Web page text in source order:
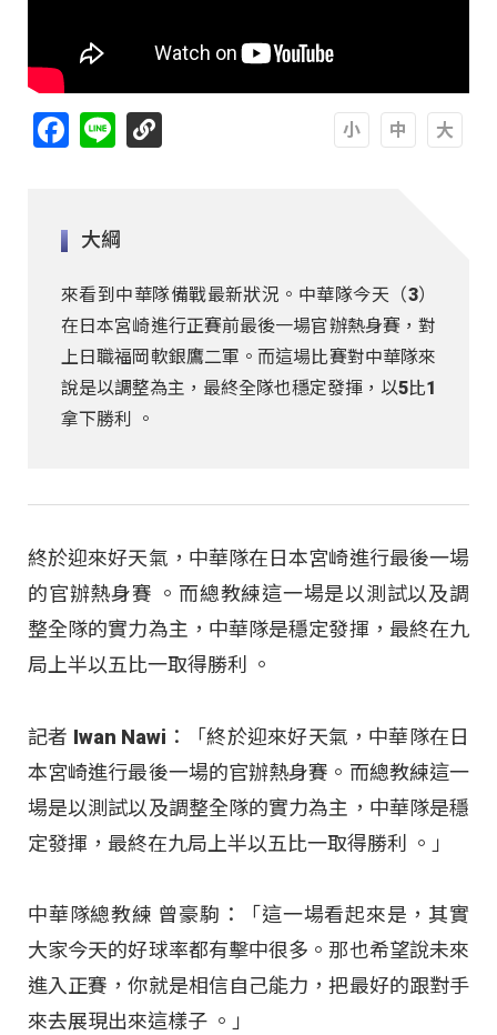
Facebook
Line
大綱
來看到中華隊備戰最新狀況。中華隊今天（3）
在日本宮崎進行正賽前最後一場官辦熱身賽，對
上日職福岡軟銀鷹二軍。而這場比賽對中華隊來
說是以調整為主，最終全隊也穩定發揮，以5比1
拿下勝利 。
終於迎來好天氣，中華隊在日本宮崎進行最後一場
的官辦熱身賽 。而總教練這一場是以測試以及調
整全隊的實力為主，中華隊是穩定發揮，最終在九
局上半以五比一取得勝利
。
記者 Iwan Nawi：「終於迎來好天氣，中華隊在日
本宮崎進行最後一場的官辦熱身賽。而總教練這一
場是以測試以及調整全隊的實力為主，中華隊是穩
定發揮，最終在九局上半以五比一取得勝利 。」
中華隊總教練 曾豪駒：「這一場看起來是，其實
大家今天的好球率都有擊中很多。那也希望說未來
進入正賽，你就是相信自己能力，把最好的跟對手
來去展現出來這樣子 。」